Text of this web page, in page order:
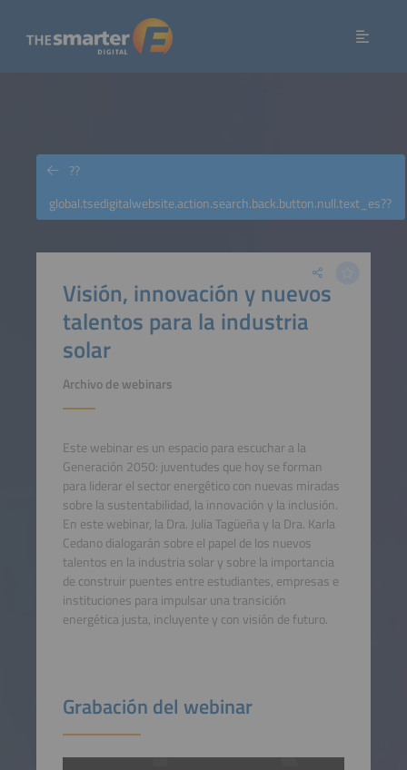
Visión, innovación y nuevos
talentos para la industria
solar
Archivo de webinars
Este webinar es un espacio para escuchar a la
Generación 2050: juventudes que hoy se forman
para liderar el sector energético con nuevas miradas
sobre la sustentabilidad, la innovación y la inclusión.
En este webinar, la Dra. Julia Tagüeña y la Dra. Karla
Cedano dialogarán sobre el papel de los nuevos
talentos en la industria solar y sobre la importancia
de construir puentes entre estudiantes, empresas e
instituciones para impulsar una transición
energética justa, incluyente y con visión de futuro.
Grabación del webinar
??
global.tsedigitalwebsite.action.search.back.button.null.text_es??